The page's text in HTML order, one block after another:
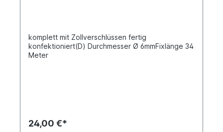
komplett mit Zollverschlüssen fertig
konfektioniert(D) Durchmesser Ø 6mmFixlänge 34
Meter
24,00 €*